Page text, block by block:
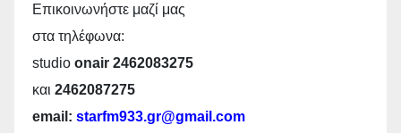
Επικοινωνήστε μαζί μας
στα τηλέφωνα:
studio onair 2462083275
και 2462087275
email: starfm933.gr@gmail.com